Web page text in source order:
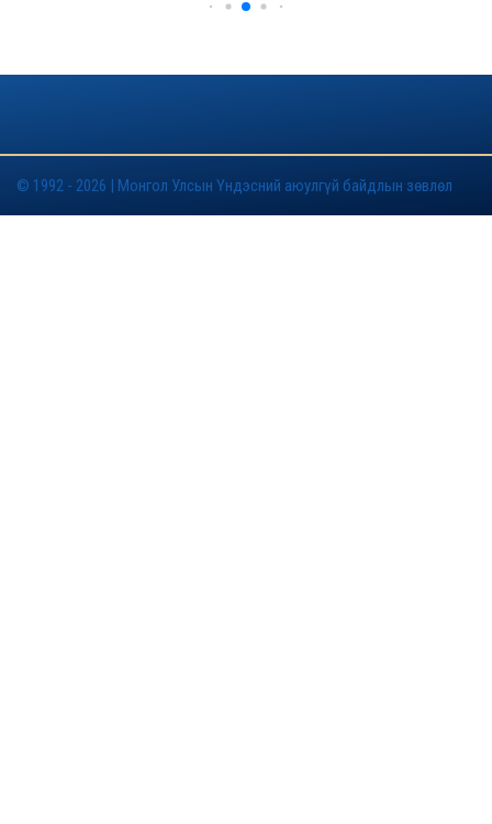
© 1992 - 2026 | Монгол Улсын Үндэсний аюулгүй байдлын зөвлөл